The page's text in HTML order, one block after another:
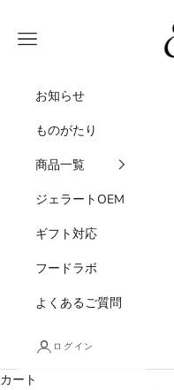
メニュー
お知らせ
ものがたり
商品一覧
ジェラートOEM
ギフト対応
フードラボ
よくあるご質問
ログイン
カート